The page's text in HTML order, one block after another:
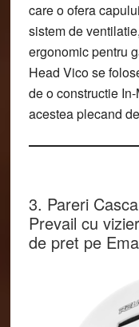
care o ofera
sistem de
ergonomic pentru
Head Vico se
de o constructie
acestea plecand
3. Pareri
Prevail cu
de pret pe